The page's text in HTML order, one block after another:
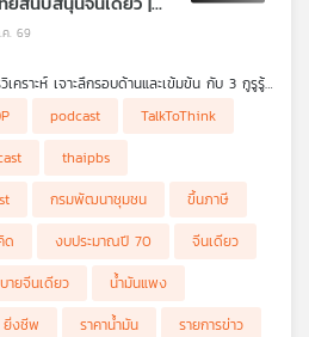
งยิ่งชีพ
. 69
คราะห์ เจาะลึกรอบด้านและเข้มข้น กับ 3 กูรูรู้
สร้างรายได้ 300,000 ล้านบาท
มป์ 12.5%" 2 เรื่องใหญ่ที่กลับมากระทบคนไทย
ศคู่ค้า 60 ประเทศ ไทยโดนด้วย 12.5%
ทีไทย ที่สนับสนุน "นโยบายจีนเดียว"
"ยิ่งชีพ iLaw" กล่าวหาเอี่ยวคดีฮั้วเลือก สว.
ะจบลงก่อน สว. ชุดนี้จะครบวาระหรือไม่ ?
podcast
TalkToThink
thaipbs
กรมพัฒนาชุมชน
ขึ้นภาษี
ด งบประมาณปี 70
จีนเดียว
ายจีนเดียว
น้ำมันแพง
ยิ่งชีพ ราคาน้ำมัน
รายการข่าว